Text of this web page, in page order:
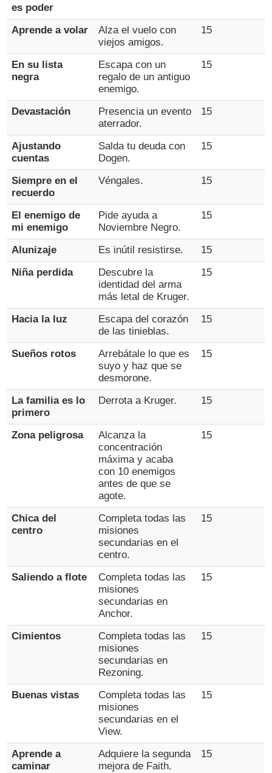
es poder
Aprende a volar
Alza el vuelo con
viejos amigos.
15
En su lista
negra
Escapa con un
regalo de un antiguo
enemigo.
15
Devastación
Presencia un evento
aterrador.
15
Ajustando
cuentas
Salda tu deuda con
Dogen.
15
Siempre en el
recuerdo
Véngales. 15
El enemigo de
mi enemigo
Pide ayuda a
Noviembre Negro.
15
Alunizaje Es inútil resistirse.
15
Niña perdida
Descubre la
identidad del arma
más letal de Kruger.
15
Hacia la luz
Escapa del corazón
de las tinieblas.
15
Sueños rotos
Arrebátale lo que es
suyo y haz que se
desmorone.
15
La familia es lo
primero
Derrota a Kruger. 15
Zona peligrosa
Alcanza la
concentración
máxima y acaba
con 10 enemigos
antes de que se
agote.
15
Chica del
centro
Completa todas las
misiones
secundarias en el
centro.
15
Saliendo a flote
Completa todas las
misiones
secundarias en
Anchor.
15
Cimientos
Completa todas las
misiones
secundarias en
Rezoning.
15
Buenas vistas
Completa todas las
misiones
secundarias en el
View.
15
Aprende a
caminar
Adquiere la segunda
mejora de Faith.
15